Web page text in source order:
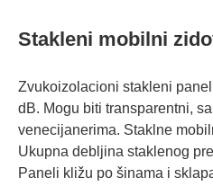
Stakleni mobilni
Zvukoizolacioni stakleni
dB. Mogu biti transparentni,
venecijanerima. Staklne
Ukupna debljina staklenog
Paneli kližu po šinama i